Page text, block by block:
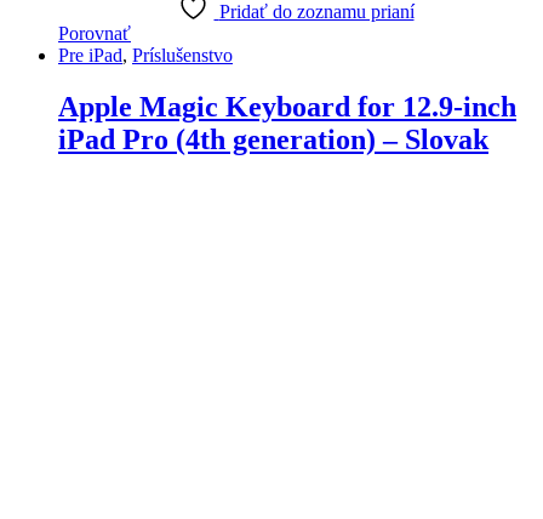
Pridať do zoznamu prianí
Porovnať
Pre iPad, Príslušenstvo
Apple Magic Keyboard for 12.9-inch
iPad Pro (4th generation) – Slovak